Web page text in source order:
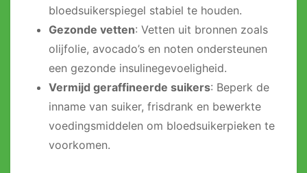
bloedsuikerspiegel stabiel te houden.
Gezonde vetten: Vetten uit bronnen zoals
olijfolie, avocado’s en noten ondersteunen
een gezonde insulinegevoeligheid.
Vermijd geraffineerde suikers: Beperk de
inname van suiker, frisdrank en bewerkte
voedingsmiddelen om bloedsuikerpieken te
voorkomen.